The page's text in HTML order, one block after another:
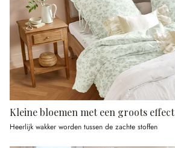
Kleine bloemen met een groots effect
Heerlijk wakker worden tussen de zachte stoffen